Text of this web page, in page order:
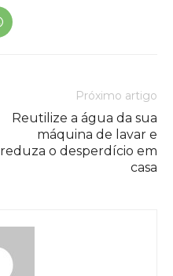
Próximo artigo
Reutilize a água da sua
máquina de lavar e
reduza o desperdício em
casa